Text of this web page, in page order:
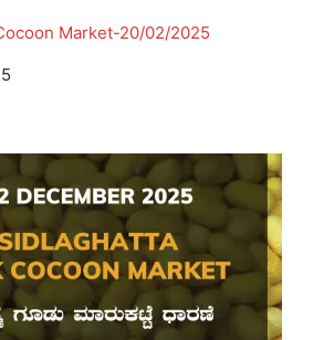
Market-20/02/2025